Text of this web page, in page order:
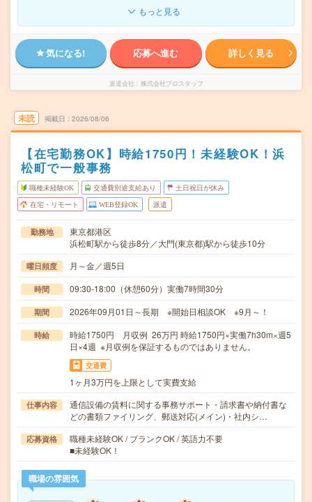
もっと見る
気になる! 応募へ進む 詳しく見る
派遣会社 株式会社プロスタッフ
未読 掲載日 2026/08/06
【在宅勤務OK】時給1750円！未経験OK！浜
松町で一般事務
職種未経験OK 交通費別途支給あり 土日祝日が休み
在宅・リモート WEB登録OK 派遣
勤務地
東京都港区
浜松町駅から徒歩8分／大門(東京都)駅から徒歩10分
曜日頻度 月～金／週5日
時間 09:30-18:00（休憩60分）実働7時間30分
期間 2026年09月01日～長期 ※開始日相談OK ※9月～！
時給
時給1750円 月収例 26万円 時給1750円×実働7h30m×週5
日×4週 ※月収例を保証するものではありません。
交通費
1ヶ月3万円を上限として実費支給
仕事内容
通信設備の賃料に関する事務サポート・請求書や納付書な
どの書類ファイリング、郵送対応(メイン)・社内シ…
応募資格
職種未経験OK / ブランクOK / 英語力不要
■未経験OK！
職場の雰囲気